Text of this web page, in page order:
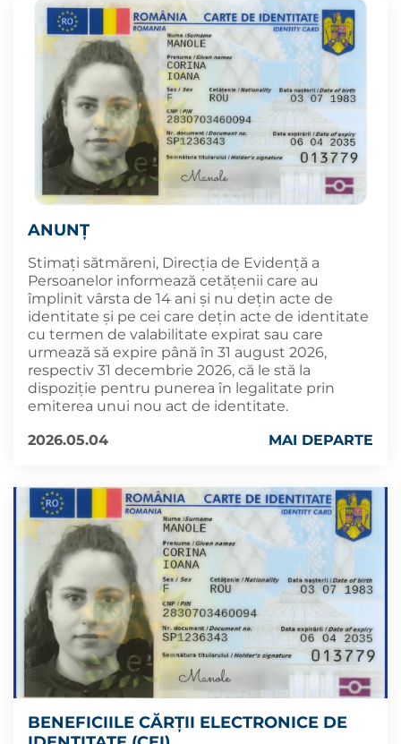
ANUNȚ
Stimați sătmăreni, Direcția de Evidență a
Persoanelor informează cetățenii care au
împlinit vârsta de 14 ani și nu dețin acte de
identitate și pe cei care dețin acte de identitate
cu termen de valabilitate expirat sau care
urmează să expire până în 31 august 2026,
respectiv 31 decembrie 2026, că le stă la
dispoziție pentru punerea în legalitate prin
emiterea unui nou act de identitate.
2026.05.04
MAI DEPARTE
BENEFICIILE CĂRȚII ELECTRONICE DE